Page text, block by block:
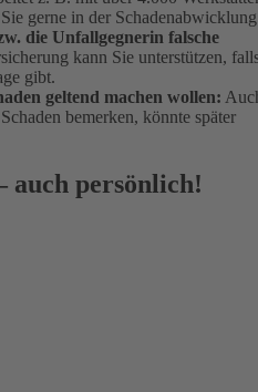
gerne in der
die Unfallgegnerin falsche
kann Sie unterstützen,
gibt.
geltend machen wollen:
bemerken, könnte später
auch persönlich!